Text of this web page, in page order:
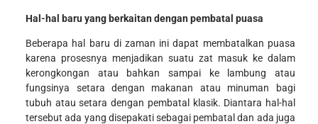
Hal-hal baru yang berkaitan dengan pembatal puasa
Beberapa hal baru di zaman ini dapat membatalkan puasa
karena prosesnya menjadikan suatu zat masuk ke dalam
kerongkongan atau bahkan sampai ke lambung atau
fungsinya setara dengan makanan atau minuman bagi
tubuh atau setara dengan pembatal klasik. Diantara hal-hal
tersebut ada yang disepakati sebagai pembatal dan ada juga